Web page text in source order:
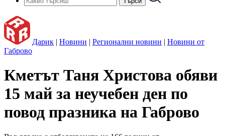
Дарик | Новини | Регионални новини | Новини от
Габрово
Кметът Таня Христова обяви
15 май за неучебен ден по
повод празника на Габрово